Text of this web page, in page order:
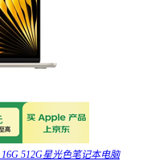
512G星光色笔记本电脑